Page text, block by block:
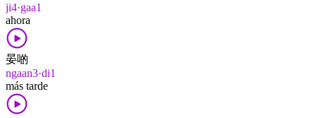
ji4·gaa1
ahora
晏啲
ngaan3·di1
más tarde